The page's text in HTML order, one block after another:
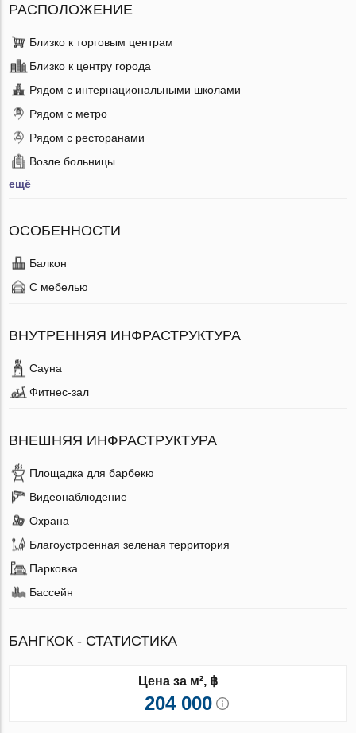
РАСПОЛОЖЕНИЕ
Близко к торговым центрам
Близко к центру города
Рядом с интернациональными школами
Рядом с метро
Рядом с ресторанами
Возле больницы
ещё
ОСОБЕННОСТИ
Балкон
С мебелью
ВНУТРЕННЯЯ ИНФРАСТРУКТУРА
Сауна
Фитнес-зал
ВНЕШНЯЯ ИНФРАСТРУКТУРА
Площадка для барбекю
Видеонаблюдение
Охрана
Благоустроенная зеленая территория
Парковка
Бассейн
БАНГКОК - СТАТИСТИКА
Цена за м², ฿
204 000